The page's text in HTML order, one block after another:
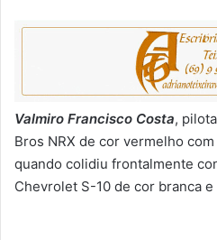
Valmiro Francisco Costa,
Bros NRX de cor vermelho
quando colidiu frontalmente
Chevrolet S-10 de cor branca